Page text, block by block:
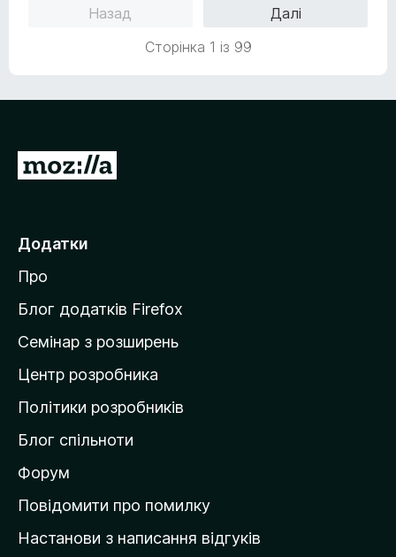
Назад
Далі
Сторінка 1 із 99
П
е
й
т
и
а
д
о
і
в
к
M
Додатки
Про
Блог додатків Firefox
Семінар з розширень
Центр розробника
Політики розробників
Блог спільноти
Форум
Повідомити про помилку
Настанови з написання відгуків